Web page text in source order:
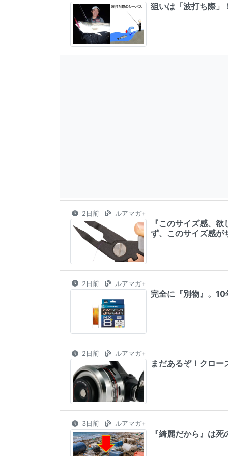
狙いは「波打ち際」
2日前 ルアマガ+
『このサイズ感、
ず、このサイズ感が
2日前 ルアマガ+
完全に『別物』。
2日前 ルアマガ+
まだあるぞ！クロ
3日前 ルアマガ+
『綺麗だから』は